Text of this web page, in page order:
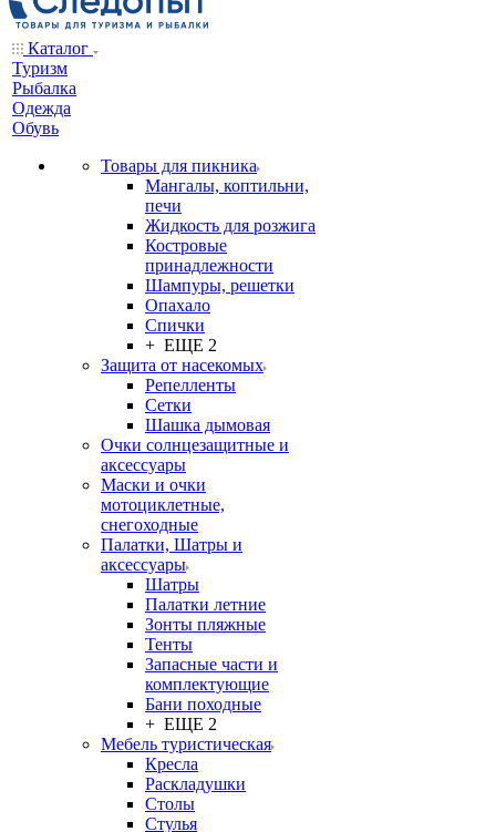
Каталог
Туризм
Рыбалка
Одежда
Обувь
Товары для пикника
Мангалы, коптильни,
печи
Жидкость для розжига
Костровые
принадлежности
Шампуры, решетки
Опахало
Спички
+ ЕЩЕ 2
Защита от насекомых
Репелленты
Сетки
Шашка дымовая
Очки солнцезащитные и
аксессуары
Маски и очки
мотоциклетные,
снегоходные
Палатки, Шатры и
аксессуары
Шатры
Палатки летние
Зонты пляжные
Тенты
Запасные части и
комплектующие
Бани походные
+ ЕЩЕ 2
Мебель туристическая
Кресла
Раскладушки
Столы
Стулья